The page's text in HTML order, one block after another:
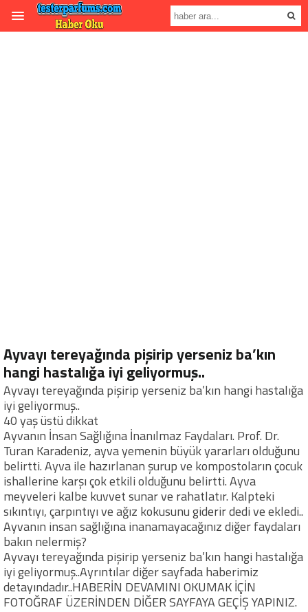
Ayvayı tereyağında pişirip yerseniz ba’kın
hangi hastalığa iyi geliyormuş..
Ayvayı tereyağında pişirip yerseniz ba’kın hangi hastalığa
iyi geliyormuş..
40 yaş üstü dikkat
Ayvanın İnsan Sağlığına İnanılmaz Faydaları. Prof. Dr.
Turan Karadeniz, ayva yemenin büyük yararları olduğunu
belirtti. Ayva ile hazırlanan şurup ve kompostoların çocuk
ishallerine karşı çok etkili olduğunu belirtti. Ayva
meyveleri kalbe kuvvet sunar ve rahatlatır. Kalpteki
sıkıntıyı, çarpıntıyı ve ağız kokusunu giderir dedi ve ekledi..
Ayvanın insan sağlığına inanamayacağınız diğer faydaları
bakın nelermiş?
Ayvayı tereyağında pişirip yerseniz ba’kın hangi hastalığa
iyi geliyormuş..Ayrıntılar diğer sayfada haberimiz
detayındadır..HABERİN DEVAMINI OKUMAK İÇİN
FOTOĞRAF ÜZERİNDEN DİĞER SAYFAYA GEÇİŞ YAPINIZ.